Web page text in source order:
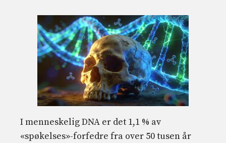
I menneskelig DNA er det 1,1 % av
«spøkelses»-forfedre fra over 50 tusen år